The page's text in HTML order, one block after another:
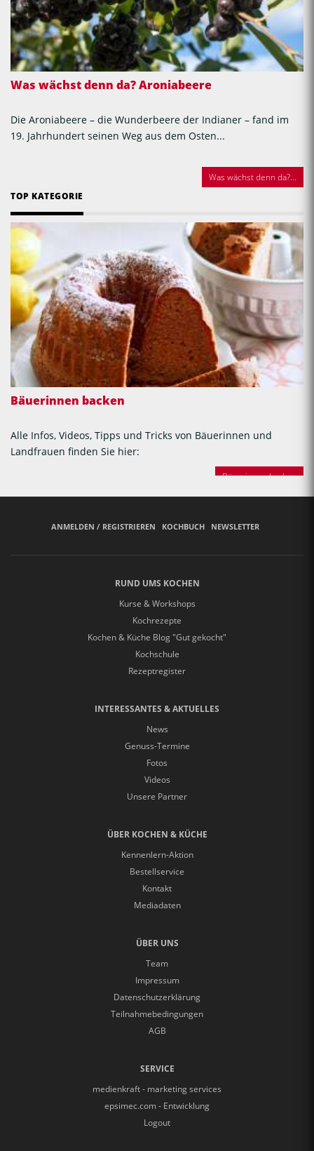
Was wächst denn da? Aroniabeere
Die Aroniabeere – die Wunderbeere der Indianer – fand im
19. Jahrhundert seinen Weg aus dem Osten...
Was wächst denn da?...
TOP KATEGORIE
Bäuerinnen backen
Alle Infos, Videos, Tipps und Tricks von Bäuerinnen und
Landfrauen finden Sie hier:
Bäuerinnen backen
ANMELDEN / REGISTRIEREN KOCHBUCH NEWSLETTER
RUND UMS KOCHEN
Kurse & Workshops
Kochrezepte
Kochen & Küche Blog "Gut gekocht"
Kochschule
Rezeptregister
INTERESSANTES & AKTUELLES
News
Genuss-Termine
Fotos
Videos
Unsere Partner
ÜBER KOCHEN & KÜCHE
Kennenlern-Aktion
Bestellservice
Kontakt
Mediadaten
ÜBER UNS
Team
Impressum
Datenschutzerklärung
Teilnahmebedingungen
AGB
SERVICE
medienkraft - marketing services
epsimec.com - Entwicklung
Logout